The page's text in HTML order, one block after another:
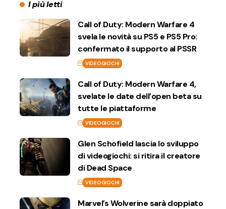
I più letti
Call of Duty: Modern Warfare 4
svela le novità su PS5 e PS5 Pro:
confermato il supporto al PSSR
VIDEOGIOCHI
Call of Duty: Modern Warfare 4,
svelate le date dell’open beta su
tutte le piattaforme
VIDEOGIOCHI
Glen Schofield lascia lo sviluppo
di videogiochi: si ritira il creatore
di Dead Space
VIDEOGIOCHI
Marvel’s Wolverine sarà doppiato